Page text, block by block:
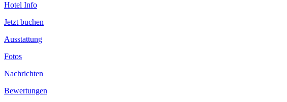
Hotel Info
Jetzt buchen
Ausstattung
Fotos
Nachrichten
Bewertungen